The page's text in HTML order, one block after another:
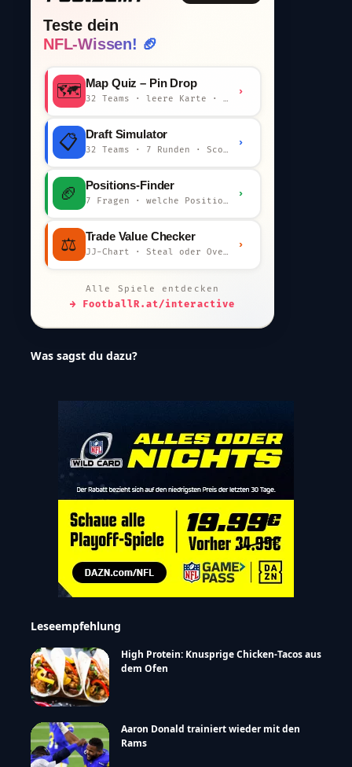
Teste dein
NFL-Wissen! 🏈
🗺️ Map Quiz – Pin Drop
32 Teams · leere Karte · km-Wertung
›
📋 Draft Simulator
32 Teams · 7 Runden · Scout-Kommentar
›
🏈 Positions-Finder
7 Fragen · welche Position bist du?
›
⚖️ Trade Value Checker
JJ-Chart · Steal oder Overpay?
›
Alle Spiele entdecken
→ FootballR.at/interactive
Was sagst du dazu?
Leseempfehlung
High Protein: Knusprige Chicken-Tacos aus
dem Ofen
Aaron Donald trainiert wieder mit den
Rams